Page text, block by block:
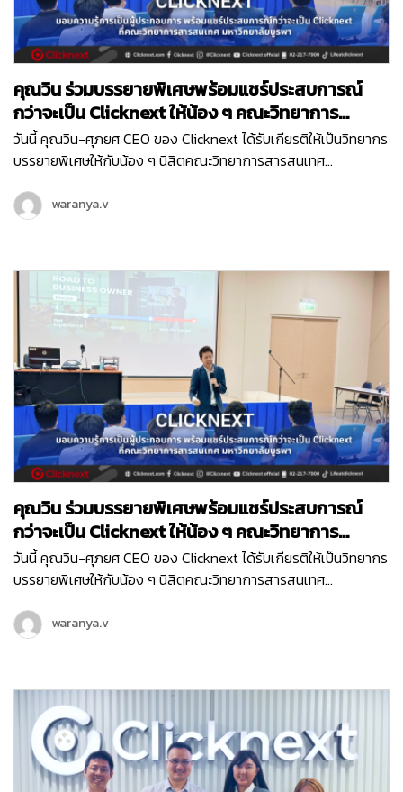
คุณวิน ร่วมบรรยายพิเศษพร้อมแชร์ประสบการณ์
กว่าจะเป็น Clicknext ให้น้อง ๆ คณะวิทยาการ
สารสนเทศ ม.บูรพา
วันนี้ คุณวิน-ศุภยศ CEO ของ Clicknext ได้รับเกียรติให้เป็นวิทยากร
บรรยายพิเศษให้กับน้อง ๆ นิสิตคณะวิทยาการสารสนเทศ
Newly formed ventures, small to medium size growth-
oriented ventures…
waranya.v
คุณวิน ร่วมบรรยายพิเศษพร้อมแชร์ประสบการณ์
กว่าจะเป็น Clicknext ให้น้อง ๆ คณะวิทยาการ
สารสนเทศ ม.บูรพา
วันนี้ คุณวิน-ศุภยศ CEO ของ Clicknext ได้รับเกียรติให้เป็นวิทยากร
บรรยายพิเศษให้กับน้อง ๆ นิสิตคณะวิทยาการสารสนเทศ
Newly formed ventures, small to medium size growth-
oriented ventures and entrepreneurial ventures within
ดี ๆ ในโครงการแลกเปลี่ยนความรู้การเป็นผู้ประกอบการ เพื่อให้นิสิต
ได้มีทักษะและความรู้ที่จำเป็นในการประกอบธุรกิจจากผู้มี
ประสบการณ์โดยตรงค่ะ น้อง ๆ นิสิตที่เข้าร่วมในวันนี้ ก็ได้รับองค์
ความรู้ไปแบบจัดเต็ม ตั้งแต่เรื่องโครงสร้างธุรกิจ การทำธุรกิจต้อง
เริ่มยังไง พร้อมรับฟังการแชร์ประสบการณ์ตรงจากคุณวิน ถึงที่มา
waranya.v